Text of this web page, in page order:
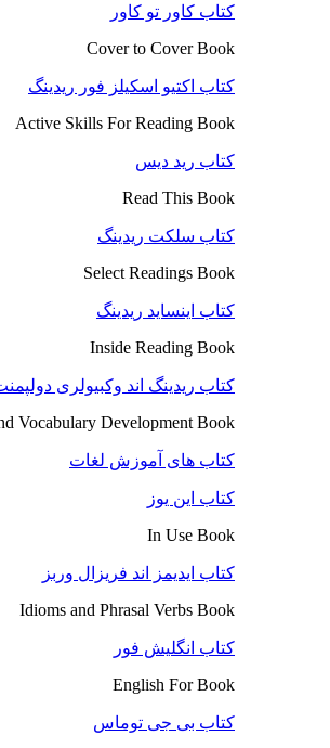
کتاب کاور تو کاور
Cover to Cover Book
کتاب اکتیو اسکیلز فور ریدینگ
Active Skills For Reading Book
کتاب رید دیس
Read This Book
کتاب سلکت ریدینگ
Select Readings Book
کتاب اینساید ریدینگ
Inside Reading Book
کتاب ریدینگ اند وکبیولری
Vocabulary Development Book
کتاب های آموزش لغات
کتاب این یوز
In Use Book
کتاب ایدیمز اند فریزال وربز
Idioms and Phrasal Verbs Book
کتاب انگلیش فور
English For Book
کتاب بی جی توماس